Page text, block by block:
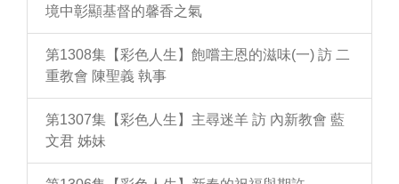
境中彰顯基督的馨香之氣
第1308集【彩色人生】飽嚐主恩的滋味(一) 訪 二
重教會 陳聖義 執事
第1307集【彩色人生】主尋迷羊 訪 內新教會 藍
文君 姊妹